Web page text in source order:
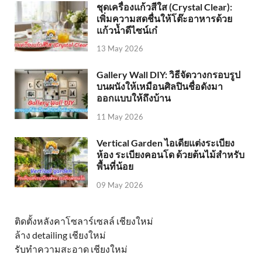
ชุดเครื่องแก้วสีใส (Crystal Clear):
เพิ่มความสดชื่นให้โต๊ะอาหารด้วย
แก้วน้ำดีไซน์เก๋
13 May 2026
Gallery Wall DIY: วิธีจัดวางกรอบรูป
บนผนังให้เหมือนศิลปินชื่อดังมา
ออกแบบให้ถึงบ้าน
11 May 2026
Vertical Garden ไอเดียแต่งระเบียง
ห้อง ระเบียงคอนโด ด้วยต้นไม้สำหรับ
พื้นที่น้อย
09 May 2026
ติดตั้งหลังคาโซลาร์เซลล์ เชียงใหม่
ล้าง detailing เชียงใหม่
รับทำความสะอาด เชียงใหม่